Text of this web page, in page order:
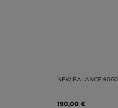
NEW BALANCE 9060
190,00 €